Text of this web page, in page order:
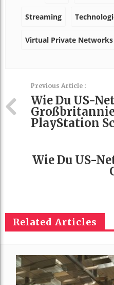
Streaming
Virtual Private Networks
Previous Article :
Wie Du US-
PlayStation
Wie Du US-
Related Articles